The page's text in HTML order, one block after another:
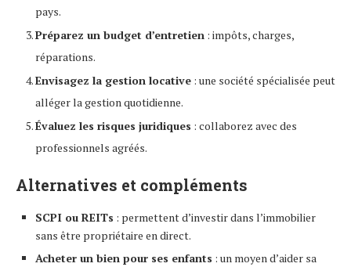
pays.
Préparez un budget d’entretien : impôts, charges,
réparations.
Envisagez la gestion locative : une société spécialisée peut
alléger la gestion quotidienne.
Évaluez les risques juridiques : collaborez avec des
professionnels agréés.
Alternatives et compléments
SCPI ou REITs : permettent d’investir dans l’immobilier
sans être propriétaire en direct.
Acheter un bien pour ses enfants : un moyen d’aider sa